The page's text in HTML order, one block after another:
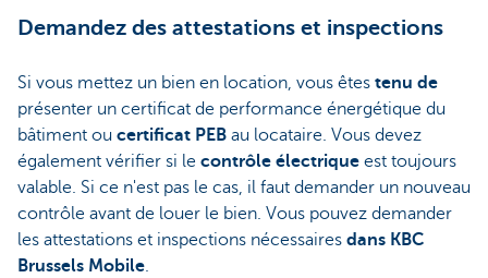
Demandez des attestations et inspections
Si vous mettez un bien en location, vous êtes tenu de
présenter un certificat de performance énergétique du
bâtiment ou certificat PEB au locataire. Vous devez
également vérifier si le contrôle électrique est toujours
valable. Si ce n'est pas le cas, il faut demander un nouveau
contrôle avant de louer le bien. Vous pouvez demander
les attestations et inspections nécessaires dans KBC
Brussels Mobile.